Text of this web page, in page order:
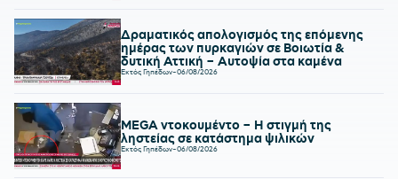
Δραματικός απολογισμός της επόμενης
ημέρας των πυρκαγιών σε Βοιωτία &
δυτική Αττική – Αυτοψία στα καμένα
Εκτός Γηπέδων-06/08/2026
MEGA ντοκουμέντο – Η στιγμή της
ληστείας σε κατάστημα ψιλικών
Εκτός Γηπέδων-06/08/2026